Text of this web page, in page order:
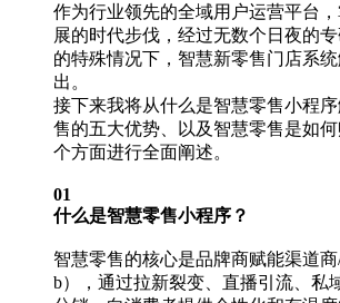
作为行业领先的全域用户运营平台
展的时代步伐，经过无数个日夜的
的特殊情况下，智慧新零售门店系
出。
接下来我将从什么是智慧零售小程
售的五大优势、以及智慧零售是如
个方面进行全面阐述。
01
什么是智慧零售小程序？
智慧零售的核心是品牌商赋能渠道
b），通过拉新裂变、直播引流、私